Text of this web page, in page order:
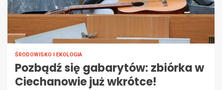
ŚRODOWISKO I EKOLOGIA
Pozbądź się gabarytów: zbiórka w
Ciechanowie już wkrótce!